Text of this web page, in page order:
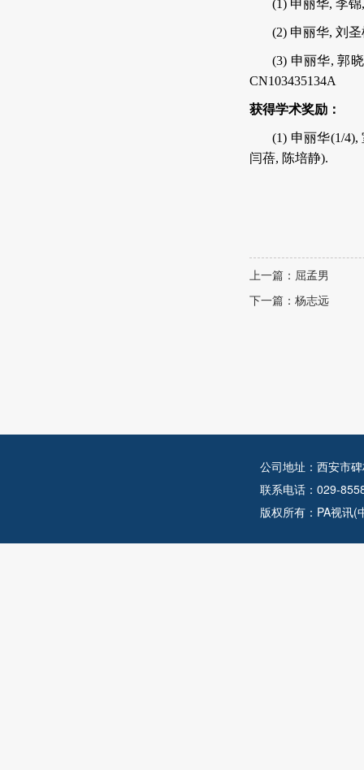
(1) 申丽华,李锦
(2) 申丽华,刘
(3) 申丽华,郭
CN103435134A
获得学术奖励：
(1) 申丽华(1/4),
闫蓓, 陈培静).
上一篇：屈孟男
下一篇：杨志远
公司地址：西安市
联系电话：029-
版权所有：PA视讯